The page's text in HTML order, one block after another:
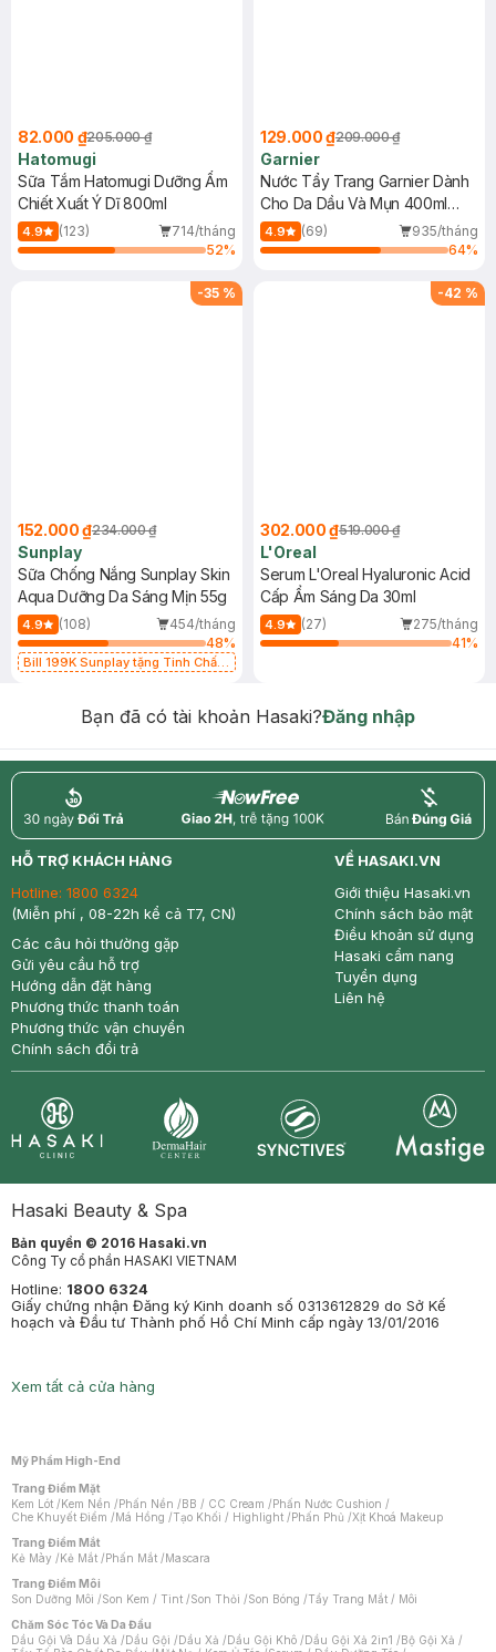
82.000 ₫205.000 ₫
Hatomugi
Sữa Tắm Hatomugi Dưỡng Ẩm
Chiết Xuất Ý Dĩ 800ml
4.9 (123)
714/tháng
52%
129.000 ₫209.000 ₫
Garnier
Nước Tẩy Trang Garnier Dành
Cho Da Dầu Và Mụn 400ml
(Mới)
4.9 (69)
935/tháng
64%
-35 %
152.000 ₫234.000 ₫
Sunplay
Sữa Chống Nắng Sunplay Skin
Aqua Dưỡng Da Sáng Mịn 55g
4.9 (108)
454/tháng
48%
Bill 199K Sunplay tặng Tinh Chất
-42 %
302.000 ₫519.000 ₫
L'Oreal
Serum L'Oreal Hyaluronic Acid
Cấp Ẩm Sáng Da 30ml
4.9 (27)
275/tháng
41%
Bạn đã có tài khoản Hasaki?Đăng nhập
return nowfree price
HỖ TRỢ KHÁCH HÀNG
Hotline: 1800 6324
(Miễn phí , 08-22h kể cả T7, CN)
Các câu hỏi thường gặp
Gửi yêu cầu hỗ trợ
Hướng dẫn đặt hàng
Phương thức thanh toán
Phương thức vận chuyển
Chính sách đổi trả
VỀ HASAKI.VN
Giới thiệu Hasaki.vn
Chính sách bảo mật
Điều khoản sử dụng
Hasaki cẩm nang
Tuyển dụng
Liên hệ
Hasaki Beauty & Spa
Bản quyền © 2016 Hasaki.vn
Công Ty cổ phần HASAKI VIETNAM
Hotline: 1800 6324
Giấy chứng nhận Đăng ký Kinh doanh số 0313612829 do Sở Kế
hoạch và Đầu tư Thành phố Hồ Chí Minh cấp ngày 13/01/2016
Xem tất cả cửa hàng
Mỹ Phẩm High-End
Trang Điểm Mặt
Kem Lót /Kem Nền /Phấn Nền /BB / CC Cream /Phấn Nước Cushion /
Che Khuyết Điểm /Má Hồng /Tạo Khối / Highlight /Phấn Phủ /Xịt Khoá Makeup
Trang Điểm Mắt
Kẻ Mày /Kẻ Mắt /Phấn Mắt /Mascara
Trang Điểm Môi
Son Dưỡng Môi /Son Kem / Tint /Son Thỏi /Son Bóng /Tẩy Trang Mắt / Môi
Chăm Sóc Tóc Và Da Đầu
Dầu Gội Và Dầu Xả /Dầu Gội /Dầu Xả /Dầu Gội Khô /Dầu Gội Xả 2in1 /Bộ Gội Xả /